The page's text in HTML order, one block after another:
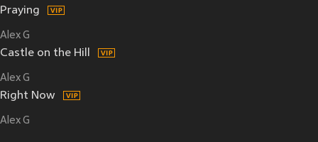
Praying
Alex G
Castle on the Hill
Alex G
Right Now
Alex G